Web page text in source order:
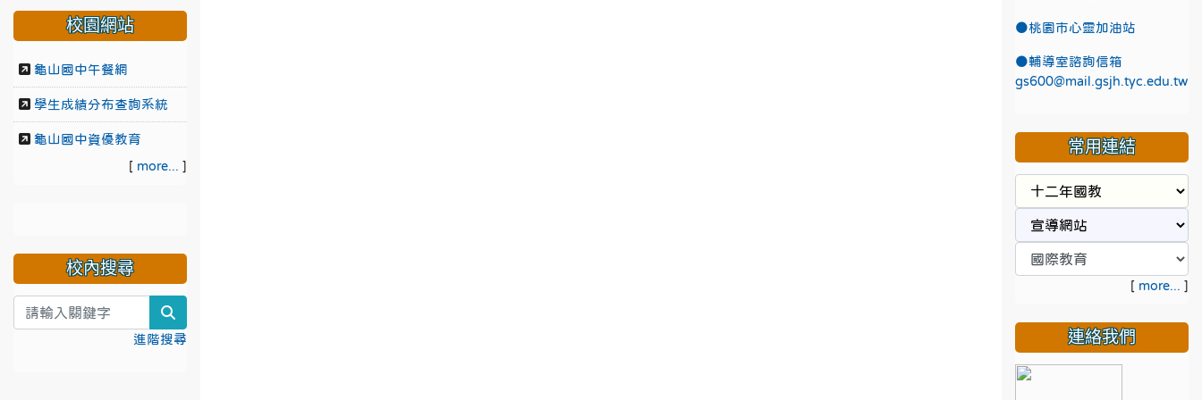
校園網站
龜山國中午餐網
學生成績分布查詢系統
龜山國中資優教育
[ more... ]
校內搜尋
進階搜尋
●桃園市心靈加油站
●輔導室諮詢信箱
gs600@mail.gsjh.tyc.edu.tw
常用連結
[ more... ]
連絡我們